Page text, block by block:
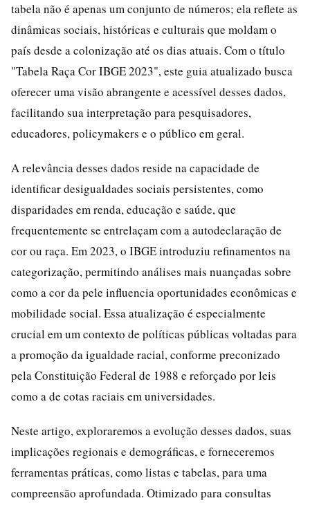
tabela não é apenas um conjunto de números; ela reflete as
dinâmicas sociais, históricas e culturais que moldam o
país desde a colonização até os dias atuais. Com o título
"Tabela Raça Cor IBGE 2023", este guia atualizado busca
oferecer uma visão abrangente e acessível desses dados,
facilitando sua interpretação para pesquisadores,
educadores, policymakers e o público em geral.
A relevância desses dados reside na capacidade de
identificar desigualdades sociais persistentes, como
disparidades em renda, educação e saúde, que
frequentemente se entrelaçam com a autodeclaração de
cor ou raça. Em 2023, o IBGE introduziu refinamentos na
categorização, permitindo análises mais nuançadas sobre
como a cor da pele influencia oportunidades econômicas e
mobilidade social. Essa atualização é especialmente
crucial em um contexto de políticas públicas voltadas para
a promoção da igualdade racial, conforme preconizado
pela Constituição Federal de 1988 e reforçado por leis
como a de cotas raciais em universidades.
Neste artigo, exploraremos a evolução desses dados, suas
implicações regionais e demográficas, e forneceremos
ferramentas práticas, como listas e tabelas, para uma
compreensão aprofundada. Otimizado para consultas